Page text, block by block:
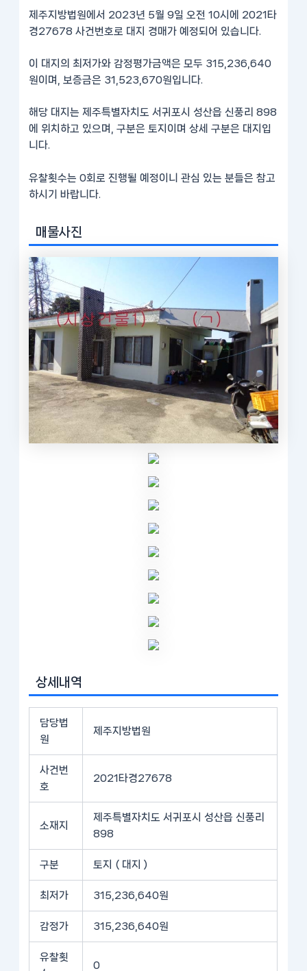
제주지방법원에서 2023년 5월 9일 오전 10시에 2021타
경27678 사건번호로 대지 경매가 예정되어 있습니다.
이 대지의 최저가와 감정평가금액은 모두 315,236,640
원이며, 보증금은 31,523,670원입니다.
해당 대지는 제주특별자치도 서귀포시 성산읍 신풍리 898
에 위치하고 있으며, 구분은 토지이며 상세 구분은 대지입
니다.
유찰횟수는 0회로 진행될 예정이니 관심 있는 분들은 참고
하시기 바랍니다.
매물사진
상세내역
담당법
원
제주지방법원
사건번
호
2021타경27678
소재지
제주특별자치도 서귀포시 성산읍 신풍리
898
구분 토지 ( 대지 )
최저가 315,236,640원
감정가 315,236,640원
유찰횟
0